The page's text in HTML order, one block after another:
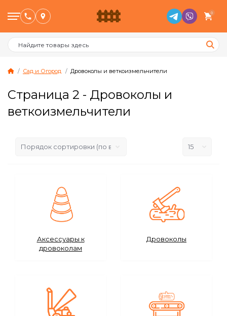
0
Птицеводство
Отопительное оборудование
Сад и Огород Дровоколы и веткоизмельчители
Страница 2 - Дровоколы и
веткоизмельчители
Аксессуары к
дровоколам
Дровоколы